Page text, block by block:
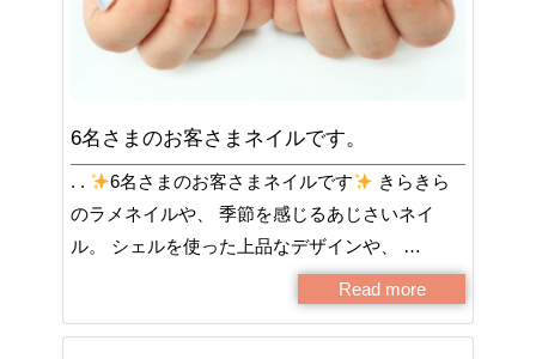
6名さまのお客さまネイルです。
. . 6名さまのお客さまネイルです
きらきら
のラメネイルや、 季節を感じるあじさいネイ
ル。 シェルを使った上品なデザインや、 …
Read more